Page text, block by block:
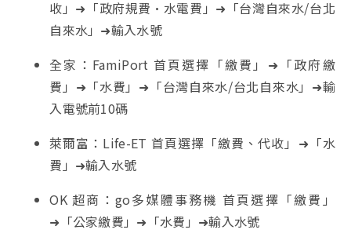
收」➜「政府規費·水電費」➜「台灣自來水/台北
自來水」➜輸入水號
全家：FamiPort 首頁選擇「繳費」➜「政府繳
費」➜「水費」➜「台灣自來水/台北自來水」➜輸
入電號前10碼
萊爾富：Life-ET 首頁選擇「繳費、代收」➜「水
費」➜輸入水號
OK 超商：go多媒體事務機 首頁選擇「繳費」
➜「公家繳費」➜「水費」➜輸入水號